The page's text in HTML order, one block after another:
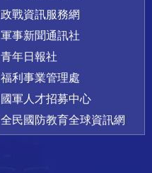
政戰資訊服務網
軍事新聞通訊社
青年日報社
福利事業管理處
國軍人才招募中心
全民國防教育全球資訊網